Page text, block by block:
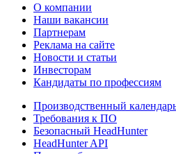
О компании
Наши вакансии
Партнерам
Реклама на сайте
Новости и статьи
Инвесторам
Кандидаты по профессиям
Производственный
Требования к ПО
Безопасный HeadHunter
HeadHunter API